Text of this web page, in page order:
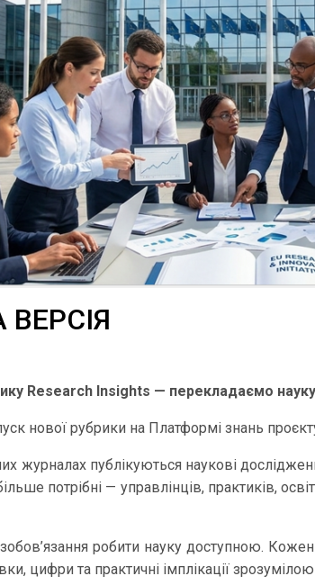
ВЕРСІЯ
Research Insights — перекладаємо
нової рубрики на Платформі знань
журналах публікуються наукові
потрібні — управлінців, практиків,
робити науку доступною.
цифри та практичні імплікації